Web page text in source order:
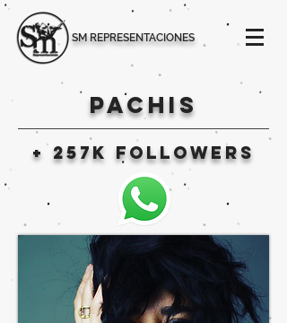
SM REPRESENTACIONES
PACHIS
+ 257k followers